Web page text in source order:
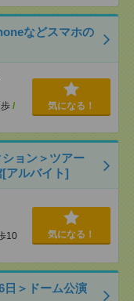
などスマホの
/
気になる！
ョン＞ツアー
アルバイト]
10
気になる！
日＞ドーム公演